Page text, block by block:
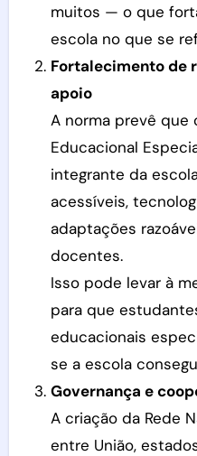
muitos — o que
escola no que se
Fortalecimento de
apoio
A norma prevê que
Educacional
integrante da
acessíveis,
adaptações
docentes.
Isso pode levar à
para que
educacionais
se a escola
Governança e
A criação da Rede
entre União,